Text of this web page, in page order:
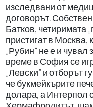
изследвани от
договорът.
Батков, четиримата
пристигат в Москва,
„Рубин” не е и
време в София се
„Левски” и отборът
че букмейкърите
долара, а Интерпол